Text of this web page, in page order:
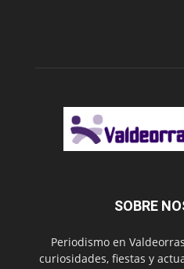
SOBRE
Periodismo en
curiosidades, fiestas y